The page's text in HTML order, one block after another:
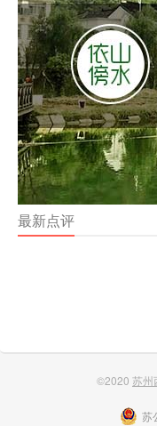
最新点评
©2020 苏州
苏